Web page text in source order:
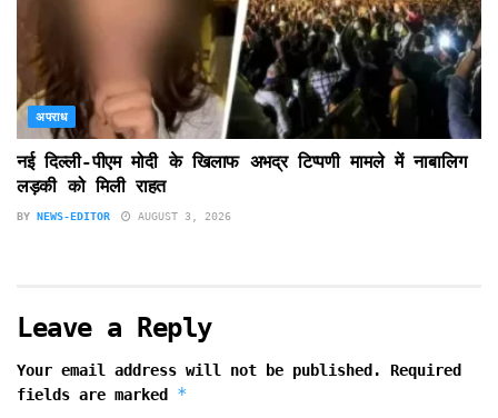
अपराध
नई दिल्ली-पीएम मोदी के खिलाफ अभद्र टिप्पणी मामले में नाबालिग
लड़की को मिली राहत
BY NEWS-EDITOR AUGUST 3, 2026
Leave a Reply
Your email address will not be published.
Required
fields are marked *